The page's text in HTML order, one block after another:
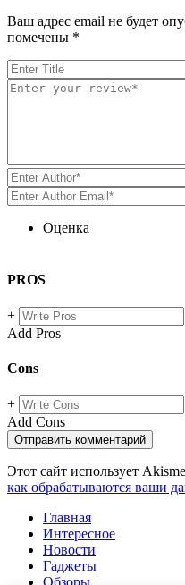
Ваш адрес email не будет
помечены *
Оценка
PROS
+
Add Pros
Cons
+
Add Cons
Этот сайт использует
как обрабатываются ваши
Главная
Интересное
Новости
Гаджеты